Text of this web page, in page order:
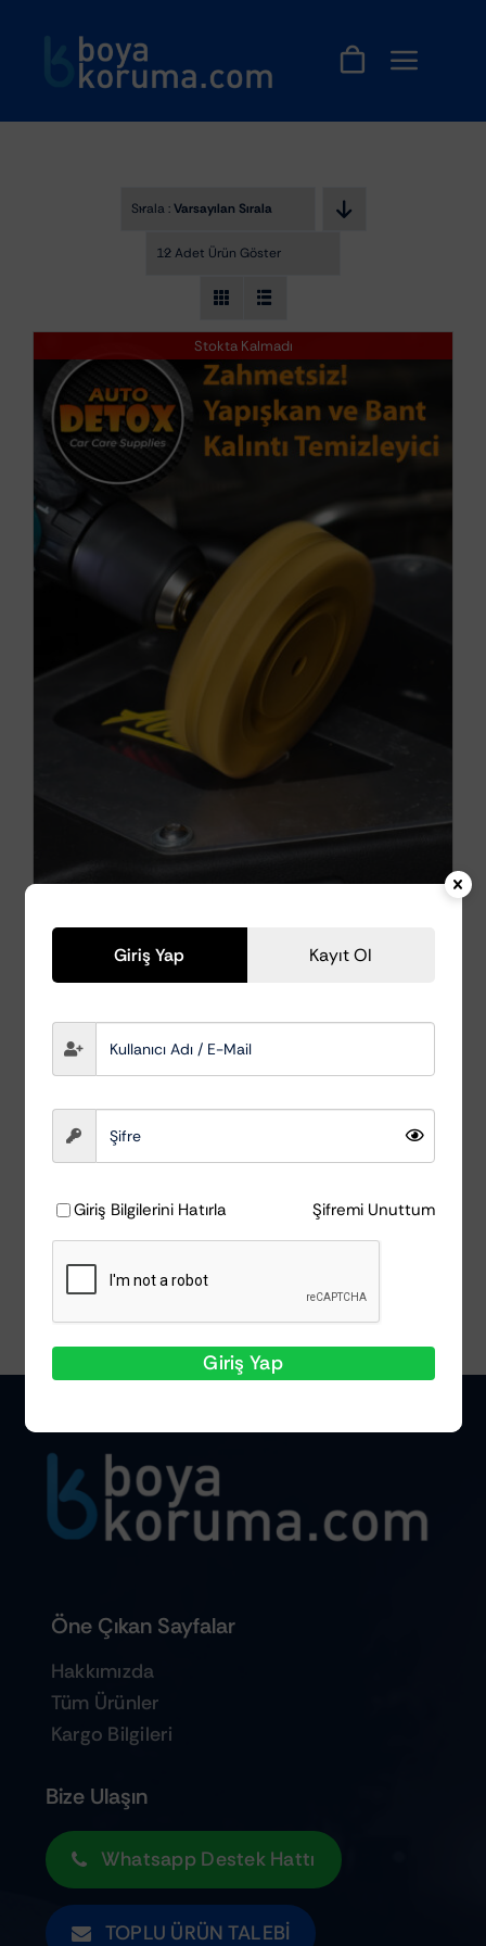
Sırala :Varsayılan Sıralama
12 Adet Ürün Göster
Stokta Kalmadı
AutoDetox Roller –
Matkap Ucu Bant ve
Yapışkan Temizleyici
Aparat
AutoDetox ₺615,28
Öne Çıkan Sayfalar
Hakkımızda
Tüm Ürünler
Kargo Bilgileri
Bize Ulaşın
Whatsapp Destek Hattı
TOPLU ÜRÜN TALEBI
Giriş Yap Kayıt Ol
Giriş Bilgilerini Hatırla Şifremi Unuttum
Giriş Yap